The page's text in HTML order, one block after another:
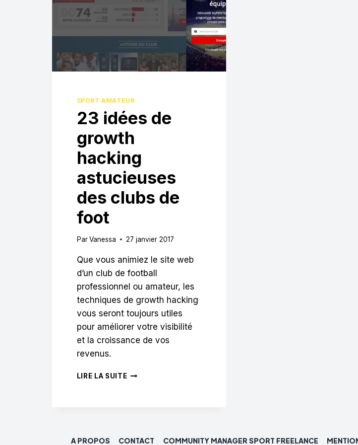
SPORT AMATEUR
23 idées de
growth
hacking
astucieuses
des clubs de
foot
Par Vanessa 27 janvier 2017
Que vous animiez le site web
d’un club de football
professionnel ou amateur, les
techniques de growth hacking
vous seront toujours utiles
pour améliorer votre visibilité
et la croissance de vos
revenus.
LIRE LA SUITE23
A PROPOS CONTACT COMMUNITY MANAGER SPORT FREELANCE